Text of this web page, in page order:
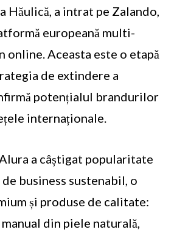
Hăulică, a intrat pe Zalando,
europeană multi-
online. Aceasta este o etapă
de extindere a
potențialul brandurilor
internaționale.
a câștigat popularitate
business sustenabil, o
și produse de calitate:
din piele naturală,